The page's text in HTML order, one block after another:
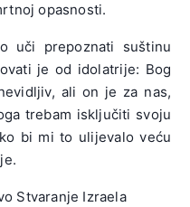
opasnosti.
uči prepoznati suštinu
je od idolatrije: Bog
ali on je za nas,
trebam isključiti svoju
bi mi to ulijevalo veću
Stvaranje Izraela